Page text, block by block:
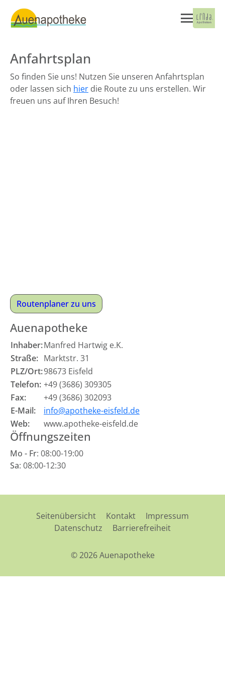
Anfahrtsplan
So finden Sie uns! Nutzen Sie unseren Anfahrtsplan
oder lassen sich hier die Route zu uns erstellen. Wir
freuen uns auf Ihren Besuch!
Routenplaner zu uns
Auenapotheke
Inhaber:Manfred Hartwig e.K.
Straße: Marktstr. 31
PLZ/Ort:98673 Eisfeld
Telefon: +49 (3686) 309305
Fax:
+49 (3686) 302093
E-Mail:
info@apotheke-eisfeld.de
Web:
www.apotheke-eisfeld.de
Öffnungszeiten
Mo - Fr: 08:00-19:00
Sa: 08:00-12:30
Seitenübersicht Kontakt
Impressum
Datenschutz
Barrierefreiheit
© 2026 Auenapotheke